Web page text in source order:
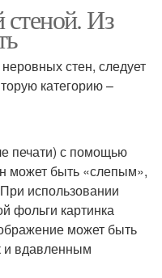
стеной. Из
стен, следует
категорию –
печати) с помощью
может быть «слепым»,
использовании
фольги картинка
может быть
и вдавленным